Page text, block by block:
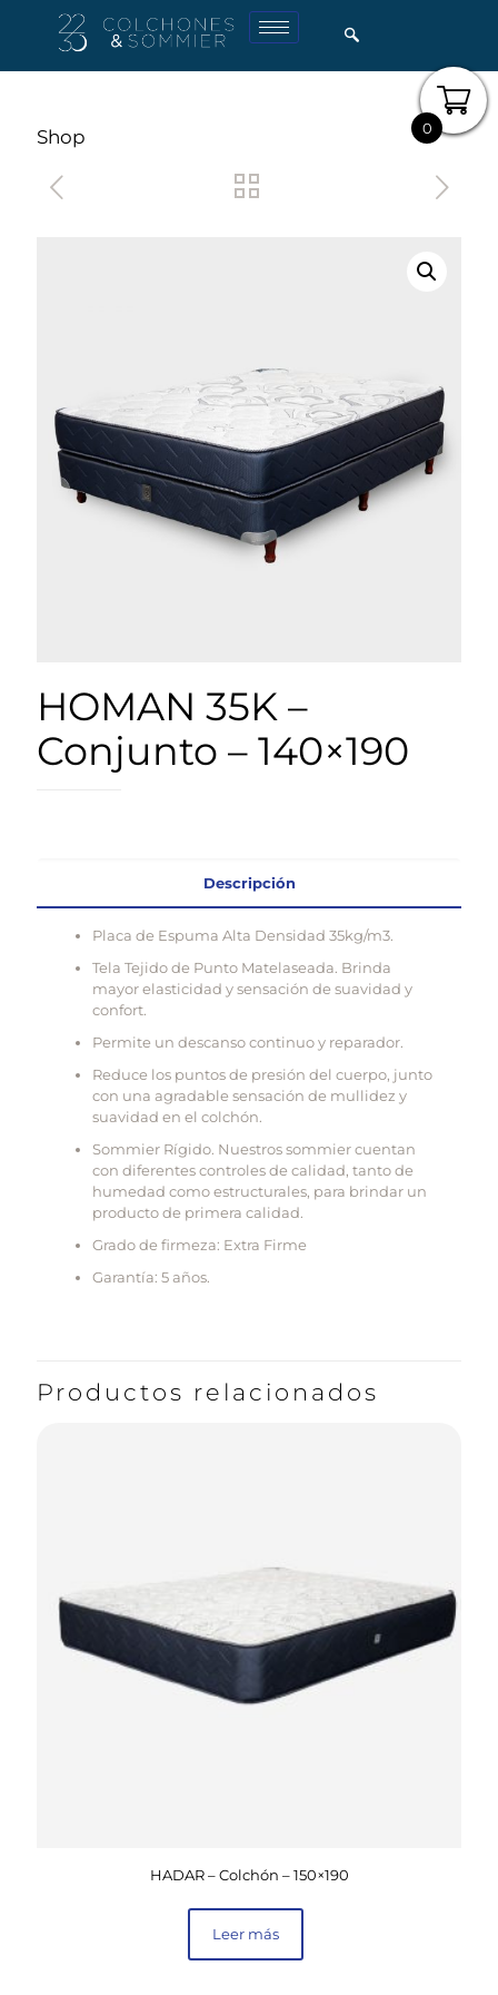
Shop
HOMAN 35K –
Conjunto – 140×190
Descripción
Placa de Espuma Alta Densidad 35kg/m3.
Tela Tejido de Punto Matelaseada. Brinda
mayor elasticidad y sensación de suavidad y
confort.
Permite un descanso continuo y reparador.
Reduce los puntos de presión del cuerpo, junto
con una agradable sensación de mullidez y
suavidad en el colchón.
Sommier Rígido. Nuestros sommier cuentan
con diferentes controles de calidad, tanto de
humedad como estructurales, para brindar un
producto de primera calidad.
Grado de firmeza: Extra Firme
Garantía: 5 años.
Productos relacionados
HADAR – Colchón – 150×190
Leer más
0